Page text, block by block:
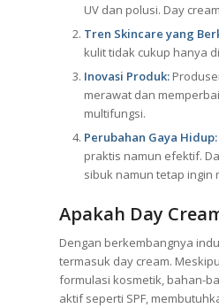
UV dan polusi. Day
Tren Skincare yang
kulit tidak cukup hanya
Inovasi Produk:
merawat dan
multifungsi.
Perubahan Gaya Hidup:
praktis namun efektif.
sibuk namun tetap ingin
Apakah Day
Dengan berkembangnya
termasuk day cream.
formulasi kosmetik, bahan-
aktif seperti SPF,